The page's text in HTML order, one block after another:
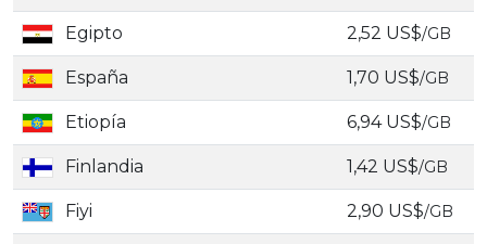
Egipto 2,52 US$/GB
España 1,70 US$/GB
Etiopía 6,94 US$/GB
Finlandia 1,42 US$/GB
Fiyi 2,90 US$/GB